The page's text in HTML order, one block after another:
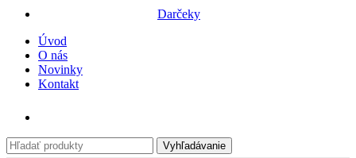
Darčeky
Úvod
O nás
Novinky
Kontakt
Vyhľadávanie